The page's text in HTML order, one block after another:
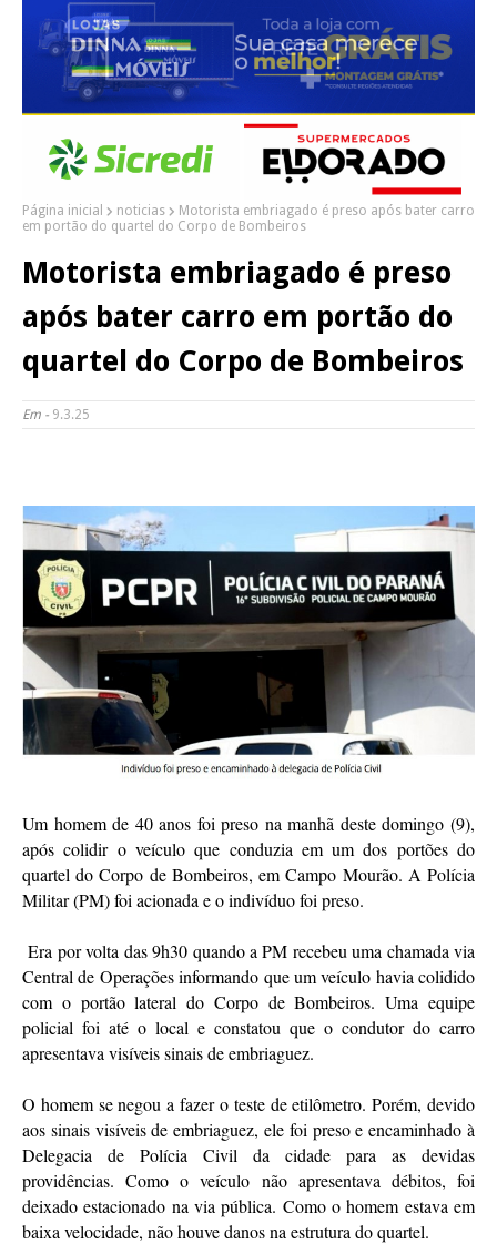
Página inicial noticias
Motorista embriagado é preso após bater carro
em portão do quartel do Corpo de Bombeiros
Motorista embriagado é preso
após bater carro em portão do
quartel do Corpo de Bombeiros
Em - 9.3.25
Um homem de 40 anos foi preso na manhã deste domingo (9),
após colidir o veículo que conduzia em um dos portões do
quartel do Corpo de Bombeiros, em Campo Mourão. A Polícia
Militar (PM) foi acionada e o indivíduo foi preso.
Era por volta das 9h30 quando a PM recebeu uma chamada via
Central de Operações informando que um veículo havia colidido
com o portão lateral do Corpo de Bombeiros. Uma equipe
policial foi até o local e constatou que o condutor do carro
apresentava visíveis sinais de embriaguez.
O homem se negou a fazer o teste de etilômetro. Porém, devido
aos sinais visíveis de embriaguez, ele foi preso e encaminhado à
Delegacia de Polícia Civil da cidade para as devidas
providências. Como o veículo não apresentava débitos, foi
deixado estacionado na via pública. Como o homem estava em
baixa velocidade, não houve danos na estrutura do quartel.